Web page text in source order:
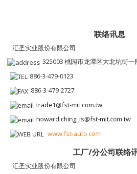
联络讯息
汇圣实业股份有限公司
325003 桃园市龙潭区大北坑街一
886-3-479-0123
886-3-479-2727
trade1@fst-mit.com.tw
howard.ching_is@fst-mit.com.tw
www.fst-auto.com
工厂/分公司联络
汇圣实业股份有限公司